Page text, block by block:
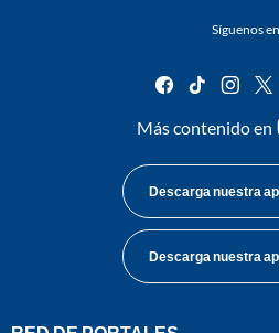
Síguenos
facebook
tiktok
Más contenido en
Descarga nuestra
Descarga nuestra